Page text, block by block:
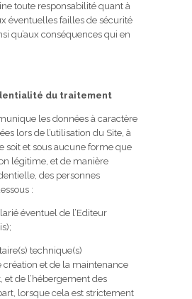
toute responsabilité quant à
éventuelles failles de sécurité
qu’aux conséquences qui en
du traitement
les données à caractère
lors de l’utilisation du Site, à
soit et sous aucune forme que
légitime, et de manière
des personnes
:
éventuel de l’Editeur
technique(s)
création et de la maintenance
et de l’hébergement des
lorsque cela est strictement